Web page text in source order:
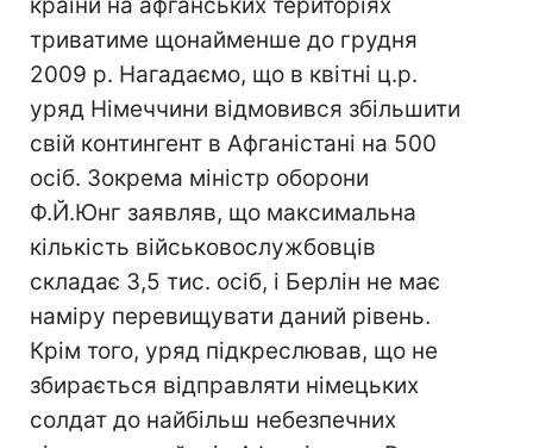
триватиме щонайменше до грудня
2009 р. Нагадаємо, що в квітні ц.р.
уряд Німеччини відмовився збільшити
свій контингент в Афганістані на 500
осіб. Зокрема міністр оборони
Ф.Й.Юнг заявляв, що максимальна
кількість військовослужбовців
складає 3,5 тис. осіб, і Берлін не має
наміру перевищувати даний рівень.
Крім того, уряд підкреслював, що не
збирається відправляти німецьких
солдат до найбільш небезпечних